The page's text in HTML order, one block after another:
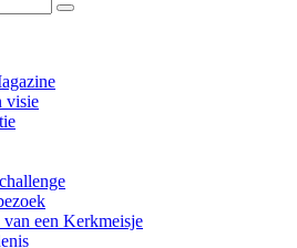
visie
een Kerkmeisje